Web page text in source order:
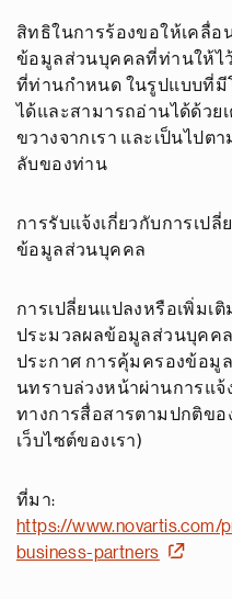
สิทธิในการร้องขอให้เคลื่
ข้อมูลส่วนบุคคลที่ท่านให้ไ
ที่ท่านกำหนด ในรูปแบบที่มี
ได้และสามารถอ่านได้ด้วย
ขวางจากเรา และเป็นไปต
ลับของท่าน
การรับแจ้งเกี่ยวกับการเป
ข้อมูลส่วนบุคคล
การเปลี่ยนแปลงหรือเพิ่มเ
ประมวลผลข้อมูลส่วนบุคค
ประกาศ การคุ้มครองข้อมู
นทราบล่วงหน้าผ่านการแจ้
ทางการสื่อสารตามปกติขอ
เว็บไซต์ของเรา)
ที่มา:
https://www.novartis.com/
business-partners